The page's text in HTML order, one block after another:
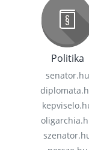
Politika
senator.hu